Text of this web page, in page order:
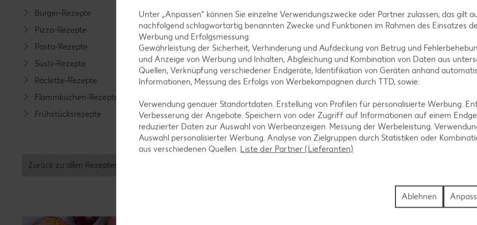
Burger-Rezepte
Pizza-Rezepte
Pasta-Rezepte
Sushi-Rezepte
Raclette-Rezepte
Flammkuchen-Rezepte
Frühstücksrezepte
Salat-Rezepte
Spargel-Rezepte
Fleisch-Rezepte
Fisch-Rezepte
Geflügel-Rezepte
Grill-Rezepte
Muffin-Rezepte
Apfelkuchen-Rezepte
Schokokuchen-Rezepte
Torten-Rezepte
Eis-Rezepte
Plätzchen-Rezepte
Zurück zu allen Rezepten
Unter „Anpassen“ können Sie einzelne Verwendungszwecke oder Partner zulassen; das gilt
nachfolgend schlagwortartig benannten Zwecke und Funktionen im Rahmen des Einsatzes
Werbung und Erfolgsmessung:
Gewährleistung der Sicherheit, Verhinderung und Aufdeckung von Betrug und
und Anzeige von Werbung und Inhalten, Abgleichung und Kombination von Daten aus
Quellen, Verknüpfung verschiedener Endgeräte, Identifikation von Geräten anhand
Informationen, Messung des Erfolgs von Werbekampagnen durch TTD, sowie:
Verwendung genauer Standortdaten. Erstellung von Profilen für personalisierte Werbung.
Verbesserung der Angebote. Speichern von oder Zugriff auf Informationen auf einem
reduzierter Daten zur Auswahl von Werbeanzeigen. Messung der Werbeleistung.
Auswahl personalisierter Werbung. Analyse von Zielgruppen durch Statistiken oder
aus verschiedenen Quellen. Liste der Partner (Lieferanten)
Ablehnen